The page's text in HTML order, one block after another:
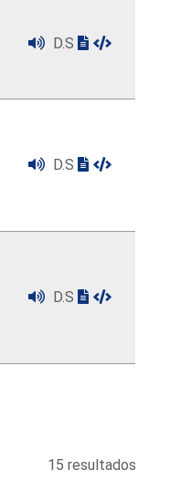
D.S
D.S
D.S
15 resultados